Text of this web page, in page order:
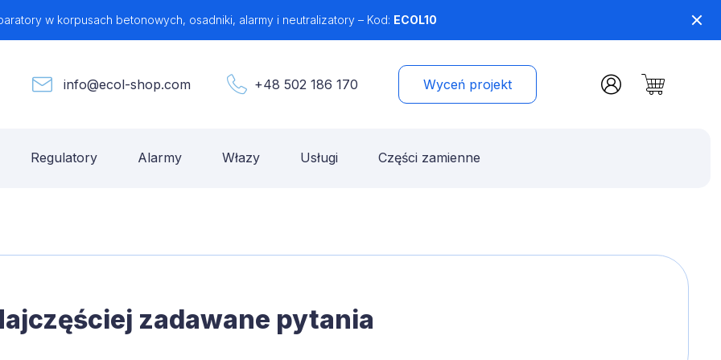
w korpusach betonowych, osadniki, alarmy i neutralizatory – Kod: ECOL10
info@ecol-shop.com +48 502 186 170 Wyceń projekt
Regulatory Alarmy Włazy Usługi Części zamienne
zadawane pytania